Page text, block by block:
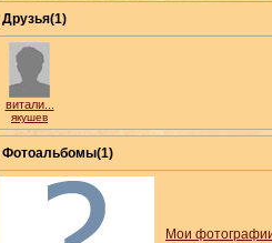
Друзья(1)
витали...
якушев
Фотоальбомы(1)
Мои